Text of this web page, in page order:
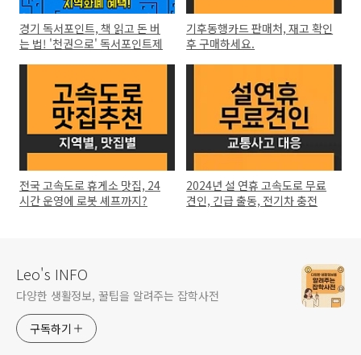
경기 독서포인트, 책 읽고 돈 버
는 법! '천권으로' 독서포인트제
기후동행카드 판매처, 재고 확인
후 구매하세요.
전국 고속도로 휴게소 맛집, 24
시간 운영에 로봇 셰프까지?
2024년 설 연휴 고속도로 무료
견인, 긴급 출동, 전기차 충전
Leo's INFO
다양한 생활정보, 꿀팁을 알려주는 잡학사전
구독하기